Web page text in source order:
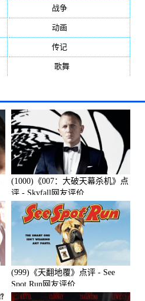
战争
动画
传记
歌舞(81)
(1000)《007：大破天幕杀机》点
评 - Skyfall网友评价
(999)《天翻地覆》点评 - See
Spot Run网友评价